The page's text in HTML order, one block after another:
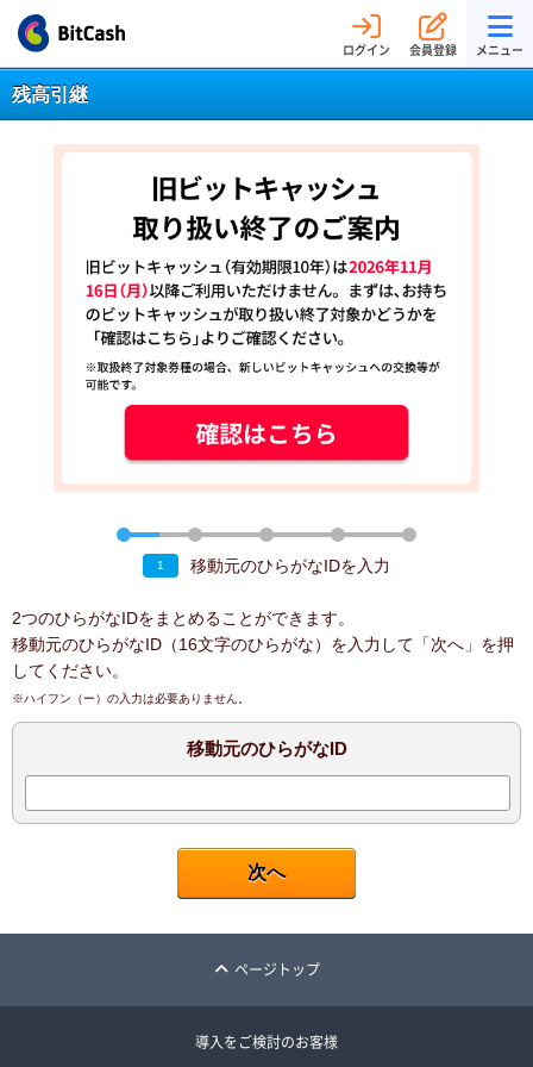
ログイン 会員登録 メニュー
残高引継
1 移動元のひらがなIDを入力
2つのひらがなIDをまとめることができます。
移動元のひらがなID（16文字のひらがな）を入力して「次へ」を押
してください。
※ハイフン（ー）の入力は必要ありません。
移動元のひらがなID
ページトップ
導入をご検討のお客様